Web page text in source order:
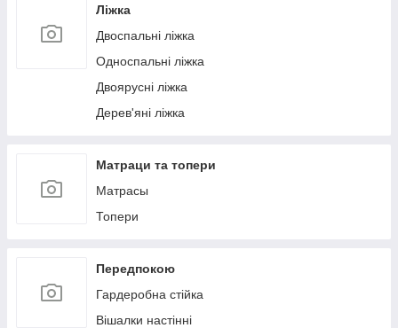
Ліжка
Двоспальні ліжка
Односпальні ліжка
Двоярусні ліжка
Дерев'яні ліжка
Матраци та топери
Матрасы
Топери
Передпокою
Гардеробна стійка
Вішалки настінні